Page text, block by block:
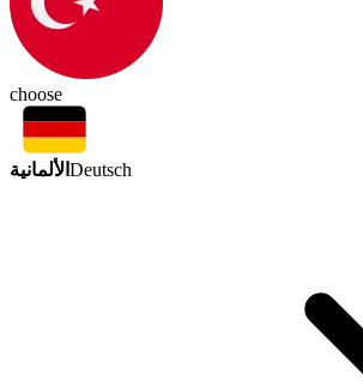
choose
الألمانية Deutsch